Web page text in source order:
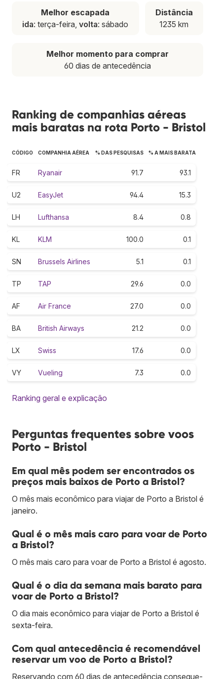
Melhor escapada
ida: terça-feira,volta: sábado
Distância
1235 km
Melhor momento para comprar
60 dias de antecedência
Ranking de companhias aéreas
mais baratas na rota Porto - Bristol
CÓDIGO COMPANHIA AÉREA % DAS PESQUISAS % A MAIS BARATA
FR Ryanair 91.7 93.1
U2 EasyJet 94.4 15.3
LH Lufthansa 8.4 0.8
KL KLM 100.0 0.1
SN Brussels Airlines 5.1 0.1
TP TAP 29.6 0.0
AF Air France 27.0 0.0
BA British Airways 21.2 0.0
LX Swiss 17.6 0.0
VY Vueling 7.3 0.0
Ranking geral e explicação
Perguntas frequentes sobre voos
Porto - Bristol
Em qual mês podem ser encontrados os
preços mais baixos de Porto a Bristol?
O mês mais econômico para viajar de Porto a Bristol é
janeiro.
Qual é o mês mais caro para voar de Porto
a Bristol?
O mês mais caro para voar de Porto a Bristol é agosto.
Qual é o dia da semana mais barato para
voar de Porto a Bristol?
O dia mais econômico para viajar de Porto a Bristol é
sexta-feira.
Com qual antecedência é recomendável
reservar um voo de Porto a Bristol?
Reservando com 60 dias de antecedência consegue-